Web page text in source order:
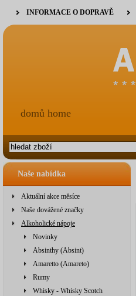
Naše nabídka
Aktuální akce měsíce
Naše dovážené značky
Alkoholické nápoje
Novinky
Absinthy (Absint)
Amaretto (Amareto)
Rumy
Whisky - Whisky Scotch
INFORMACE O DOPRAVĚ
domů home